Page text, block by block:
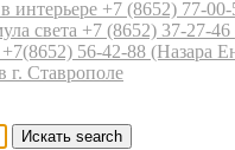
интерьере +7 (8652) 77-00-
света +7 (8652) 37-27-46
56-42-88 (Назара
г. Ставрополе
Искать search